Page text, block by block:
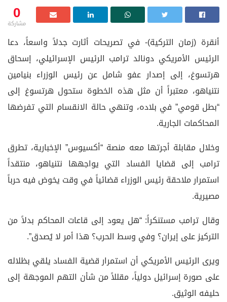
0
مشاركة
أنقرة (زمان التركية)- في تصريحات أثارت جدلاً واسعاً، دعا
الرئيس الأمريكي دونالد ترامب الرئيس الإسرائيلي، إسحاق
هرتسوغ، إلى إصدار عفو شامل عن رئيس الوزراء بنيامين
نتنياهو، معتبراً أن مثل هذه الخطوة ستحول هرتسوغ إلى
“بطل قومي” في بلاده، وتنهي حالة الانقسام التي تفرضها
المحاكمات الجارية.
وخلال مقابلة أجرتها معه منصة “أكسيوس” الإخبارية، تطرق
ترامب إلى قضايا الفساد التي يواجهها نتنياهو، منتقداً
استمرار ملاحقة رئيس الوزراء قضائياً في وقت يخوض فيه حرباً
مصيرية.
وقال ترامب مستنكراً: “هل يعود إلى قاعات المحاكم بدلاً من
التركيز على إيران؟ وفي وسط الحرب؟ هذا أمر لا يُصدق”.
ويرى الرئيس الأمريكي أن استمرار قضية الفساد يلقي بظلاله
على صورة إسرائيل دولياً، مقللاً من شأن التهم الموجهة إلى
حليفه الوثيق.